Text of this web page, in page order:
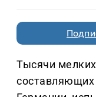
Тысячи